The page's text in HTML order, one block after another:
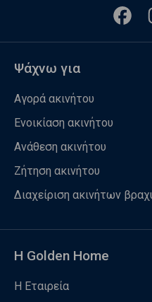
Ψάχνω για
Αγορά ακινήτου
Ενοικίαση ακινήτου
Ανάθεση ακινήτου
Ζήτηση ακινήτου
Διαχείριση ακινήτων
Η Golden Home
Η Εταιρεία